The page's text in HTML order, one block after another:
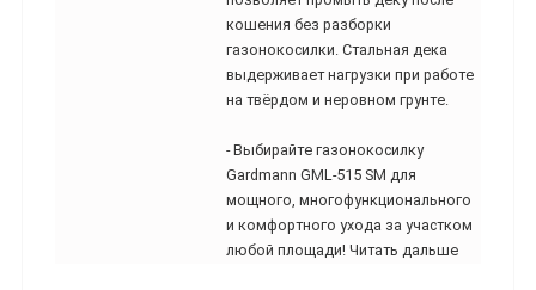
кошения без разборки
газонокосилки. Стальная дека
выдерживает нагрузки при работе
на твёрдом и неровном грунте.
- Выбирайте газонокосилку
Gardmann GML-515 SM для
мощного, многофункционального
и комфортного ухода за участком
любой площади! Читать дальше